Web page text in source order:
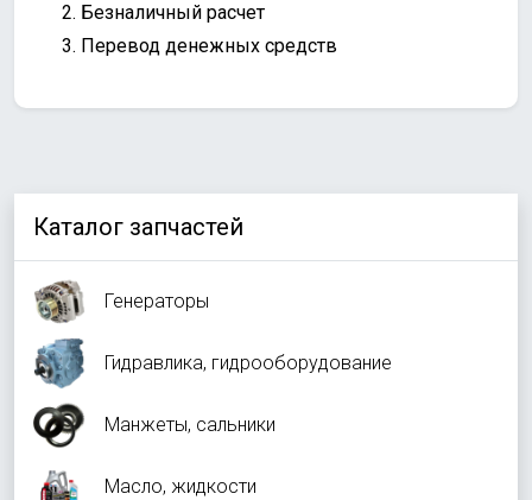
Каталог запчастей
Генераторы
Гидравлика, гидрооборудование
Манжеты, сальники
Масло, жидкости
Безналичный расчет
Перевод денежных средств